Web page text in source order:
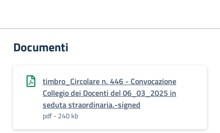
Documenti
timbro_Circolare n. 446 - Convocazione
Collegio dei Docenti del 06_03_2025 in
seduta straordinaria.-signed
pdf - 240 kb